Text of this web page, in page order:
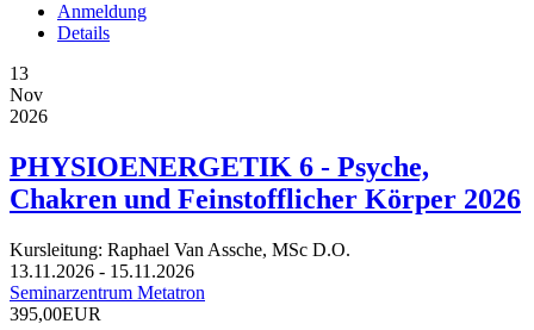
Anmeldung
Details
13
Nov
2026
PHYSIOENERGETIK 6 - Psyche,
Chakren und Feinstofflicher Körper 2026
Kursleitung: Raphael Van Assche, MSc D.O.
13.11.2026 - 15.11.2026
Seminarzentrum Metatron
395,00EUR